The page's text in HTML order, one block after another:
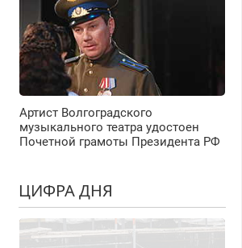
Артист Волгоградского
музыкального театра удостоен
Почетной грамоты Президента РФ
ЦИФРА ДНЯ